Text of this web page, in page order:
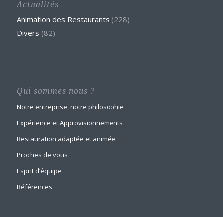
Actualités
Animation des Restaurants (228)
Divers (82)
Qui sommes nous ?
Notre entreprise, notre philosophie
Expérience et Approvisionnements
Restauration adaptée et animée
Proches de vous
Esprit d’équipe
Références